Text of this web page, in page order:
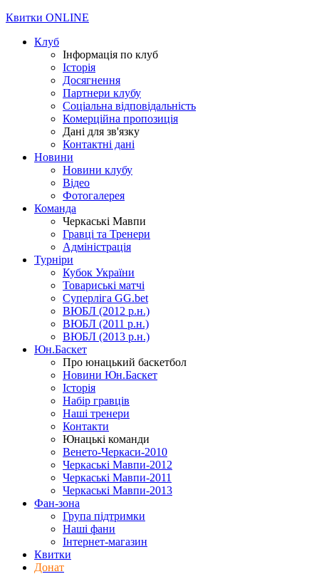
Квитки ONLINE
Клуб
Інформація по клуб
Історія
Досягнення
Партнери клубу
Соціальна відповідальність
Комерційна пропозиція
Дані для зв'язку
Контактні дані
Новини
Новини клубу
Відео
Фотогалерея
Команда
Черкаські Мавпи
Гравці та Тренери
Адміністрація
Турніри
Кубок України
Товариські матчі
Суперліга GG.bet
ВЮБЛ (2012 р.н.)
ВЮБЛ (2011 р.н.)
ВЮБЛ (2013 р.н.)
Юн.Баскет
Про юнацький баскетбол
Новини Юн.Баскет
Історія
Набір гравців
Наші тренери
Контакти
Юнацькі команди
Венето-Черкаси-2010
Черкаські Мавпи-2012
Черкаські Мавпи-2011
Черкаські Мавпи-2013
Фан-зона
Група підтримки
Наші фани
Інтернет-магазин
Квитки
Донат